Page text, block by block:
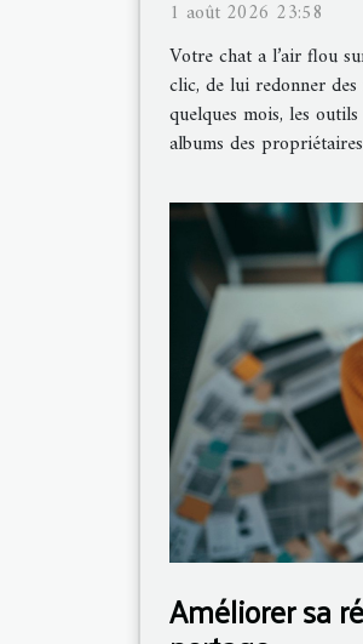
1 août 2026 23:58
Votre chat a l’air flou
clic, de lui redonner
quelques mois, les
albums des
Améliorer sa